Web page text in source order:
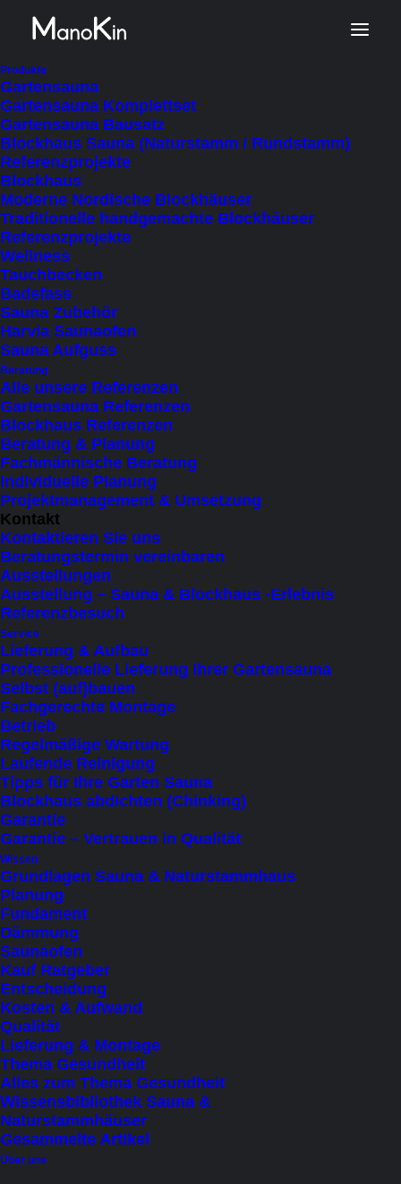
Produkte
Gartensauna
Gartensauna Komplettset
Gartensauna Bausatz
Blockhaus Sauna (Naturstamm / Rundstamm)
Referenzprojekte
Blockhaus
Moderne Nordische Blockhäuser
Traditionelle handgemachte Blockhäuser
Referenzprojekte
Wellness
Tauchbecken
Badefass
Sauna Zubehör
Harvia Saunaofen
Sauna Aufguss
Beratung
Alle unsere Referenzen
Gartensauna Referenzen
Blockhaus Referenzen
Beratung & Planung
Fachmännische Beratung
Individuelle Planung
Projektmanagement & Umsetzung
Kontakt
Kontaktieren Sie uns
Beratungstermin vereinbaren
Ausstellungen
Ausstellung – Sauna & Blockhaus -Erlebnis
Referenzbesuch
Service
Lieferung & Aufbau
Professionelle Lieferung Ihrer Gartensauna
Selbst (auf)bauen
Fachgerechte Montage
Betrieb
Regelmäßige Wartung
Laufende Reinigung
Tipps für Ihre Garten Sauna
Blockhaus abdichten (Chinking)
Garantie
Garantie – Vertrauen in Qualität
Wissen
Grundlagen Sauna & Naturstammhaus
Planung
Fundament
Dämmung
Saunaofen
Kauf Ratgeber
Entscheidung
Kosten & Aufwand
Qualität
Lieferung & Montage
Thema Gesundheit
Alles zum Thema Gesundheit
Wissensbibliothek Sauna &
Naturstammhäuser
Gesammelte Artikel
Über uns
Start
Satteldach
Satteldach
FILTER AUSBLENDEN
NACH BELIEBTHEIT SORTIERT
NACH PREIS SORTIEREN: AUFSTEIGEND
7 items
× Close
Produktkategorie
Kapazität
bis 2 Personen (liegend)
bis 7 Personen (sitzend)(2)
bis 8 Personen (sitzend)
Saunabeheizung
Elektroofen(7)
Holzofen(7)
Infrarot(5)
Zweite Klimazone
Ja(2)
Nein
Preis
Under
€15.001-€20.000
€20.001-€25.000 (2)
Over€25.001 (3)